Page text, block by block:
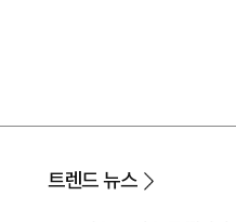
트렌드 뉴스